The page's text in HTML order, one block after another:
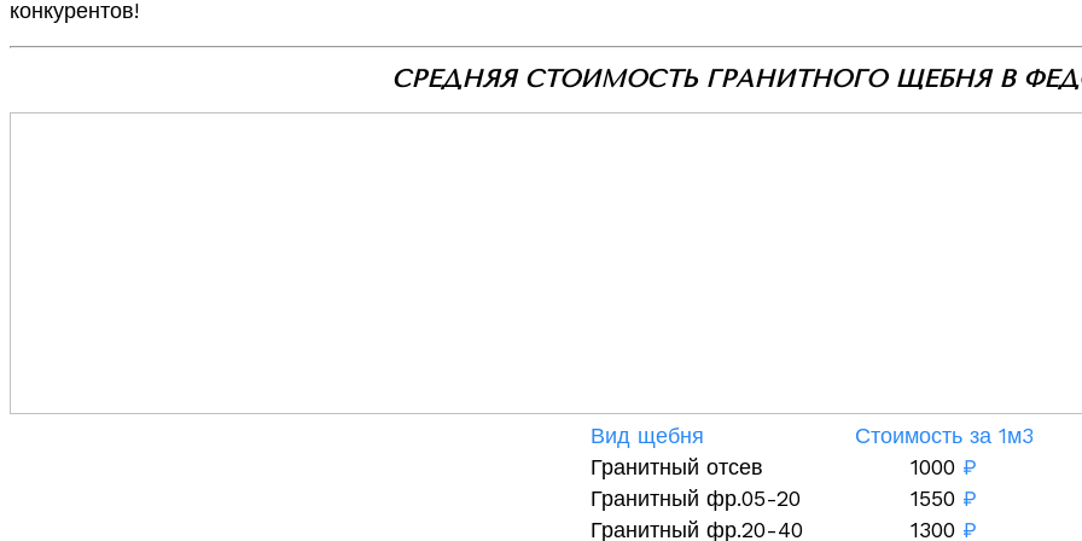
конкурентов!
СРЕДНЯЯ СТОИМОСТЬ ГРАНИТНОГО ЩЕБНЯ В
Вид щебня
Стоимость за 1м3
Гранитный отсев
1000 ₽
Гранитный фр.05-20
1550 ₽
Гранитный фр.20-40
1300 ₽